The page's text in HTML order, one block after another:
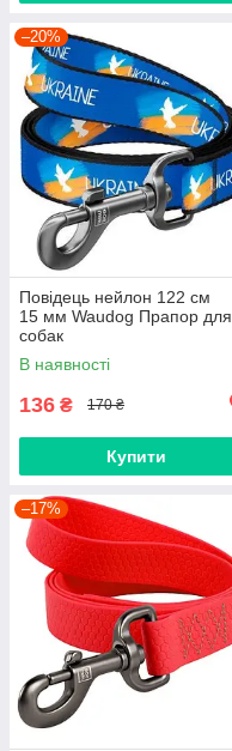
–20%
Повідець нейлон 122 cм
15 мм Waudog Прапор для
собак
В наявності
136 ₴ 170 ₴
Купити
–17%